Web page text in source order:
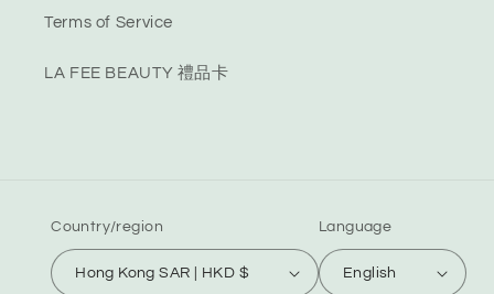
Terms of Service
LA FEE BEAUTY 禮品卡
Country/region
Hong Kong SAR | HKD $
Language
English